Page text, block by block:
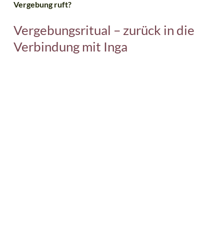
Vergebung ruft?
Vergebungsritual – zurück in die
Verbindung mit Inga